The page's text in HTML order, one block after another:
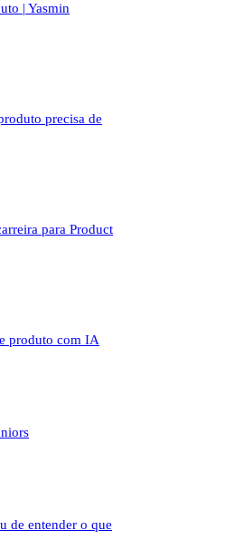
| Yasmin
precisa de
para Product
produto com IA
de entender o que